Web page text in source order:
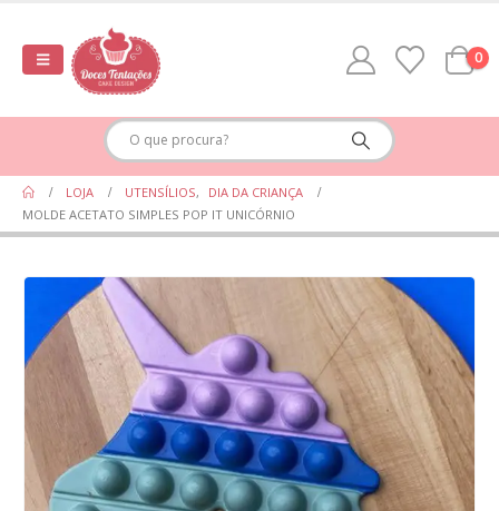
0
LOJA UTENSÍLIOS,
DIA DA CRIANÇA
MOLDE ACETATO SIMPLES POP IT UNICÓRNIO